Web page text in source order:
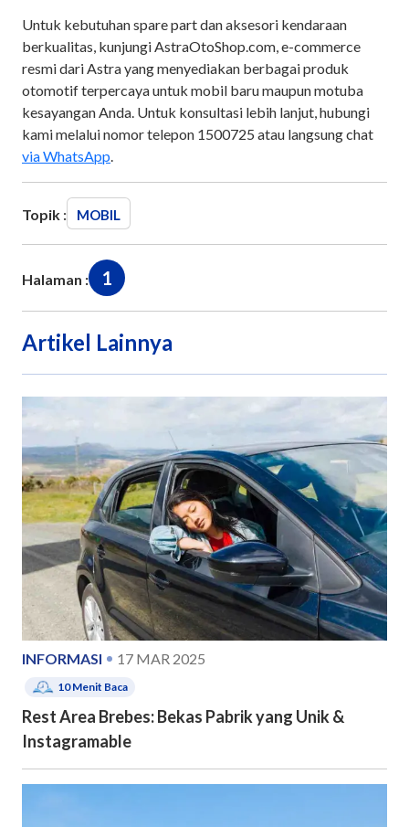
Untuk kebutuhan spare part dan aksesori kendaraan
berkualitas, kunjungi AstraOtoShop.com, e-commerce
resmi dari Astra yang menyediakan berbagai produk
otomotif terpercaya untuk mobil baru maupun motuba
kesayangan Anda. Untuk konsultasi lebih lanjut, hubungi
kami melalui nomor telepon 1500725 atau langsung chat
via WhatsApp.
Topik : MOBIL
Halaman : 1
Artikel Lainnya
INFORMASI 17 MAR 2025
10Menit Baca
Rest Area Brebes: Bekas Pabrik yang Unik &
Instagramable